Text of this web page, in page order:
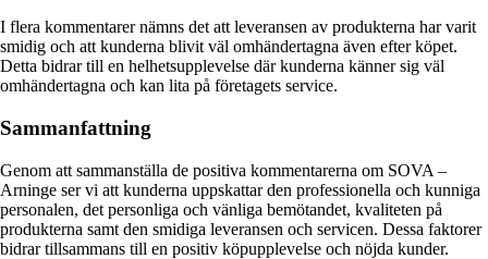
I flera kommentarer nämns det att leveransen av produkterna har varit
smidig och att kunderna blivit väl omhändertagna även efter köpet.
Detta bidrar till en helhetsupplevelse där kunderna känner sig väl
omhändertagna och kan lita på företagets service.
Sammanfattning
Genom att sammanställa de positiva kommentarerna om SOVA –
Arninge ser vi att kunderna uppskattar den professionella och kunniga
personalen, det personliga och vänliga bemötandet, kvaliteten på
produkterna samt den smidiga leveransen och servicen. Dessa faktorer
bidrar tillsammans till en positiv köpupplevelse och nöjda kunder.